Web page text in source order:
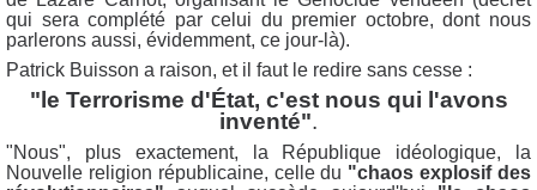
qui sera complété par celui du premier octobre, dont nous
parlerons aussi, évidemment, ce jour-là).
Patrick Buisson a raison, et il faut le redire sans cesse :
"le Terrorisme d'État, c'est nous qui l'avons
inventé".
"Nous", plus exactement, la République idéologique, la
Nouvelle religion républicaine, celle du "chaos explosif des